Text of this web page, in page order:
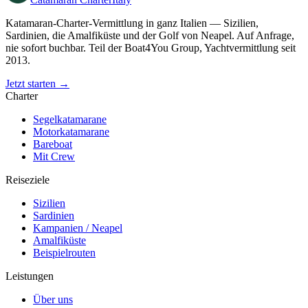
Katamaran-Charter-Vermittlung in ganz Italien — Sizilien,
Sardinien, die Amalfiküste und der Golf von Neapel. Auf Anfrage,
nie sofort buchbar. Teil der Boat4You Group, Yachtvermittlung seit
2013.
Jetzt starten →
Charter
Segelkatamarane
Motorkatamarane
Bareboat
Mit Crew
Reiseziele
Sizilien
Sardinien
Kampanien / Neapel
Amalfiküste
Beispielrouten
Leistungen
Über uns